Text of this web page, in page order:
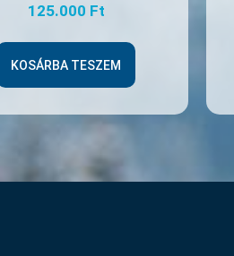
125.000 Ft
KOSÁRBA TESZEM